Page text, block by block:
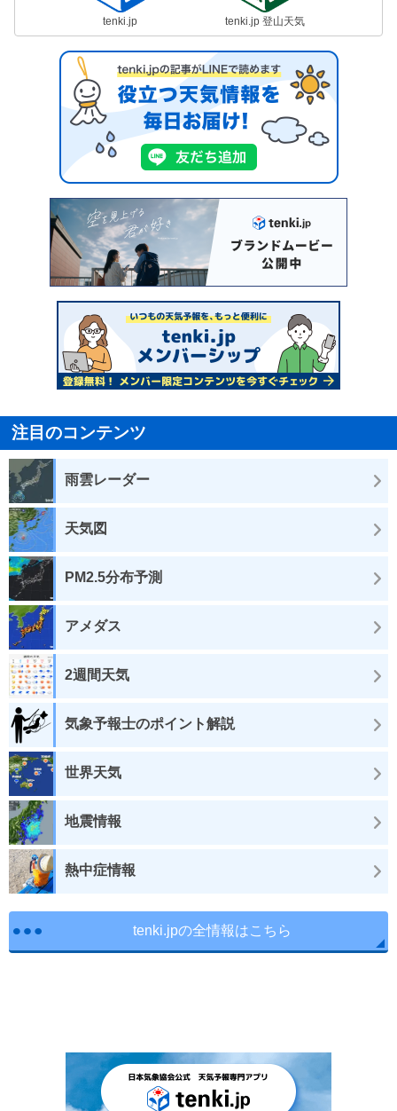
tenki.jp tenki.jp 登山天気
注目のコンテンツ
雨雲レーダー
天気図
PM2.5分布予測
アメダス
2週間天気
気象予報士のポイント解説
世界天気
地震情報
熱中症情報
tenki.jpの全情報はこちら